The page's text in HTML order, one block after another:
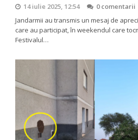
14 iulie 2025, 12:54
0 comentarii
Jandarmii au transmis un mesaj de
care au participat, în weekendul care
Festivalul…